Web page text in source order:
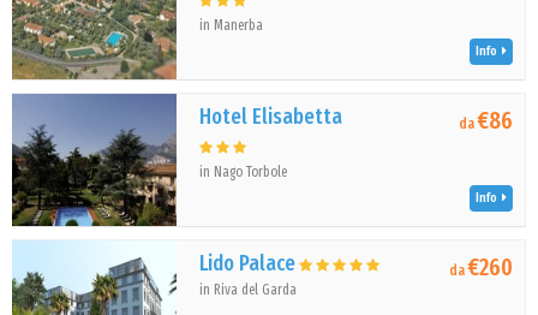
in Manerba
Info
Hotel Elisabetta
in Nago Torbole
da€86
Info
Lido Palace
in Riva del Garda
da€260